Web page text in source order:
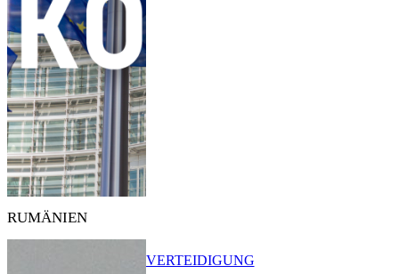
RUMÄNIEN
VERTEIDIGUNG